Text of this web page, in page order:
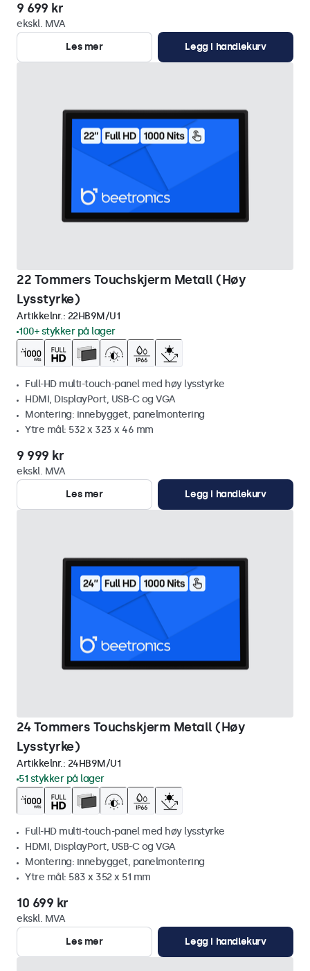
9 699 kr
ekskl. MVA
Les mer
Legg i handlekurv
22 Tommers Touchskjerm Metall (Høy
Lysstyrke)
Artikkelnr.: 22HB9M/U1
100+ stykker på lager
Full-HD multi-touch-panel med høy lysstyrke
HDMI, DisplayPort, USB-C og VGA
Montering: innebygget, panelmontering
Ytre mål: 532 x 323 x 46 mm
9 999 kr
ekskl. MVA
Les mer
Legg i handlekurv
24 Tommers Touchskjerm Metall (Høy
Lysstyrke)
Artikkelnr.: 24HB9M/U1
51 stykker på lager
Full-HD multi-touch-panel med høy lysstyrke
HDMI, DisplayPort, USB-C og VGA
Montering: innebygget, panelmontering
Ytre mål: 583 x 352 x 51 mm
10 699 kr
ekskl. MVA
Les mer
Legg i handlekurv